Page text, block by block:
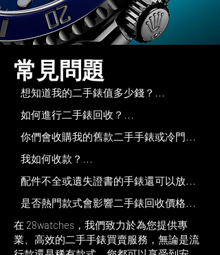
​常見問題
想知道我的二手錶值多少錢？
您只需將 二手名錶 的基本資料（如手
錶的正面、背面、側面照片，以及配件
如證書和錶盒）透過 WhatsApp 發送給
我們，28watches 將快速為您提供專業
且透明的估價服務。
如何進行二手錶回收？
在 28watches 放售手錶的流程簡單而便
捷。您可以選擇線上免費估價，或親臨
我們位於銅鑼灣及尖沙咀的門市進行交
易。只需提供手錶照片和相關配件，我
們將迅速為您提供報價，並確保交易過
程安全可靠。
你們會收購我的舊款二手手錶或冷門款
式嗎？
會，28watches 收購各類型的二手名
錶，包括 Rolex、古董錶和冷門款式。
儘管手錶的受歡迎程度或稀有性可能會
影響二手錶回收的價值，但我們一樣會
根據市場行情提供最具競爭力的報價，
尤其是對於像 Rolex 這類具有高度流通
我如何收款？
28watches 提供多種靈活的付款方式，
包括現金支付或即時轉數快（FPS），
以便您能即時收到款項，確保交易方便
快捷。
配件不全或遺失證書的手錶還可以放售
嗎？
可以，但價格可能會受影響。手錶的配
件，如錶盒、證書（保養卡）、說明
書、吊牌、發票等，對於價格有重要影
是否熱門款式會影響二手錶回收價格
嗎？
是的，手錶的熱門程度確實會影響其價
值。例如 Rolex 這類經典品牌，特定型
在 28watches，我們致力於為您提供專
業、高效的二手手錶買賣服務，無論是流